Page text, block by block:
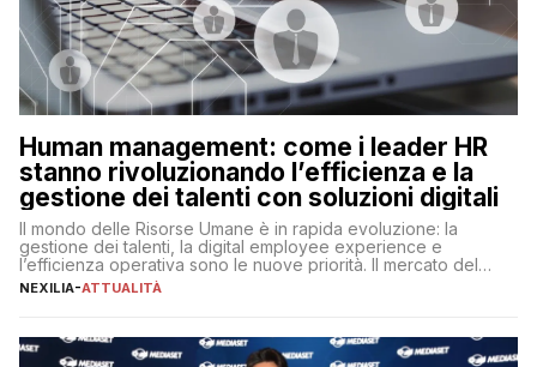
Human management: come i leader HR
stanno rivoluzionando l’efficienza e la
gestione dei talenti con soluzioni digitali
Il mondo delle Risorse Umane è in rapida evoluzione: la
gestione dei talenti, la digital employee experience e
l’efficienza operativa sono le nuove priorità. Il mercato del
lavoro, d’altra parte, è sempre più competitivo con una lotta
NEXILIA-ATTUALITÀ